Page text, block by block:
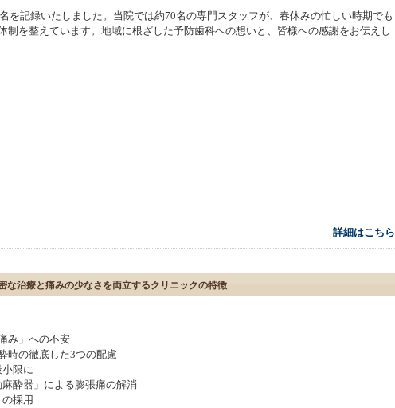
を記録いたしました。当院では約70名の専門スタッフが、春休みの忙しい時期でも
制を整えています。地域に根ざした予防歯科への想いと、皆様への感謝をお伝えし
詳細はこちら
な治療と痛みの少なさを両立するクリニックの特徴
み」への不安
時の徹底した3つの配慮
限に
酔器」による膨張痛の解消
採用